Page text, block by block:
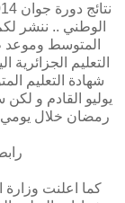
الوطني .. ننشر
التعليم
يوليو القادم و
كما اعلنت وزارة